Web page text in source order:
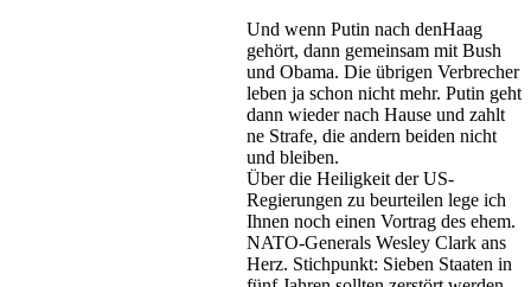
Und wenn Putin nach denHaag
gehört, dann gemeinsam mit Bush
und Obama. Die übrigen Verbrecher
leben ja schon nicht mehr. Putin geht
dann wieder nach Hause und zahlt
ne Strafe, die andern beiden nicht
und bleiben.
Über die Heiligkeit der US-
Regierungen zu beurteilen lege ich
Ihnen noch einen Vortrag des ehem.
NATO-Generals Wesley Clark ans
Herz. Stichpunkt: Sieben Staaten in